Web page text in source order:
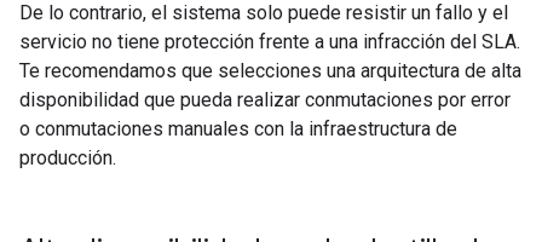
De lo contrario, el sistema solo puede resistir un fallo y el
servicio no tiene protección frente a una infracción del SLA.
Te recomendamos que selecciones una arquitectura de alta
disponibilidad que pueda realizar conmutaciones por error
o conmutaciones manuales con la infraestructura de
producción.